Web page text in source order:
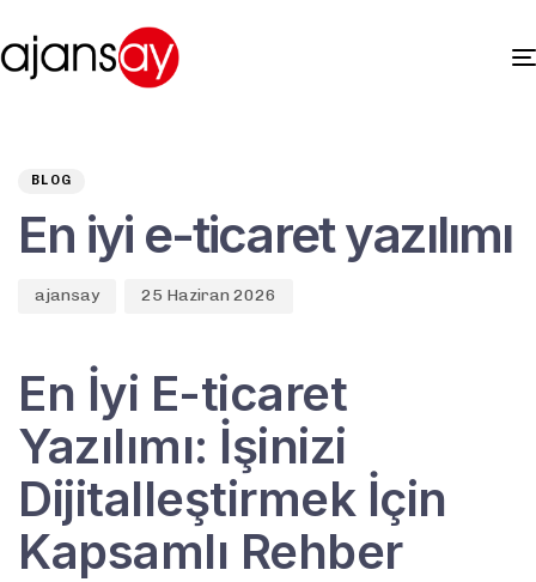
BLOG
En iyi e-ticaret yazılımı
ajansay 25 Haziran 2026
En İyi E-ticaret
Yazılımı: İşinizi
Dijitalleştirmek İçin
Kapsamlı Rehber